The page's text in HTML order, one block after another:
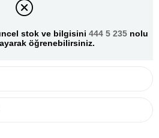
stok ve bilgisini 444 5 235 nolu
öğrenebilirsiniz.